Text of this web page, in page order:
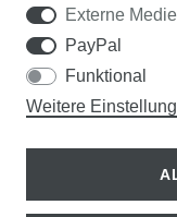
DER WEG ZUM
Samen Rohde
Externe
PayPal
Funktional
Weitere